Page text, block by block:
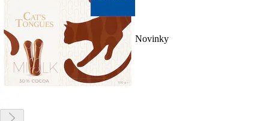
Novinky